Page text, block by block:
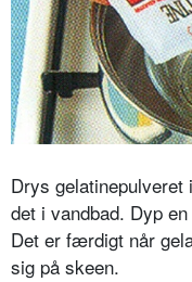
Drys
det i vandbad. Dyp
Det er færdigt når
sig på skeen.